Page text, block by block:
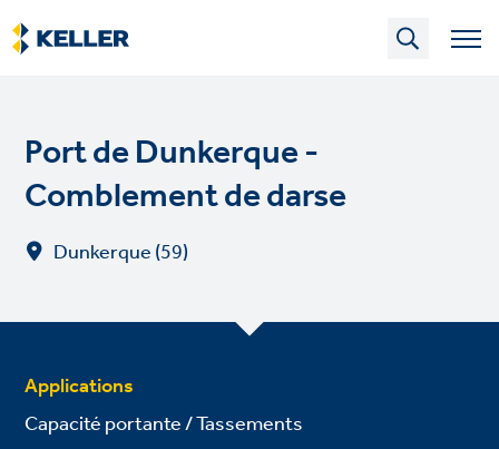
Skip
to
main
Port de Dunkerque -
Comblement de darse
Dunkerque (59)
Applications
Capacité portante / Tassements